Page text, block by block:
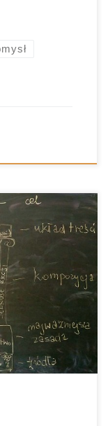
teorii
w
wstępem do